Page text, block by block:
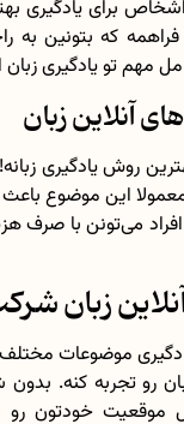
برای یادگیری
که بتونین به
مهم تو یادگیری زبان
آنلاین زبان
روش یادگیری
این موضوع
می‌تونن با صرف
زبان
موضوعات مختلف
رو تجربه کنه.
موقعیت خودتون